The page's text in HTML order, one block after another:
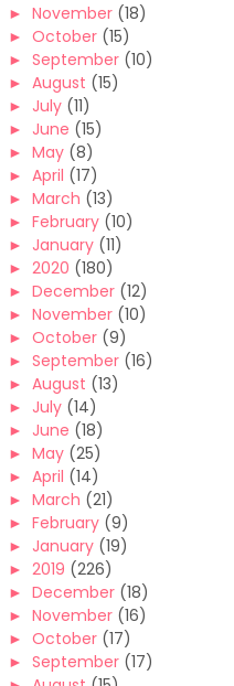
► November (18)
► October (15)
► September (10)
► August (15)
► July (11)
► June (15)
► May (8)
► April (17)
► March (13)
► February (10)
► January (11)
► 2020 (180)
► December (12)
► November (10)
► October (9)
► September (16)
► August (13)
► July (14)
► June (18)
► May (25)
► April (14)
► March (21)
► February (9)
► January (19)
► 2019 (226)
► December (18)
► November (16)
► October (17)
► September (17)